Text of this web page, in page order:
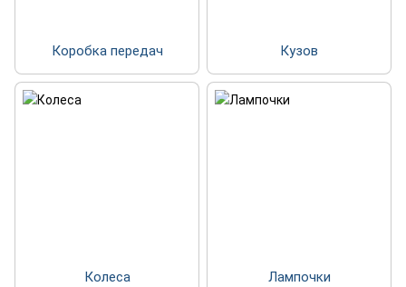
Коробка передач Кузов
Колеса Лампочки